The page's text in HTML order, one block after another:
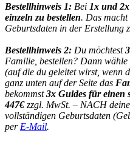
Bestellhinweis 1: Bei 1x und
einzeln zu bestellen. Das
Geburtsdaten in der Erstellung
Bestellhinweis 2: Du möchtest
Familie, bestellen? Dann
(auf die du geleitet wirst, wenn
ganz unten auf der Seite das
bekommst3x Guides für einen
447€zzgl. MwSt. – NACH
vollständigen Geburtsdaten
per E-Mail.